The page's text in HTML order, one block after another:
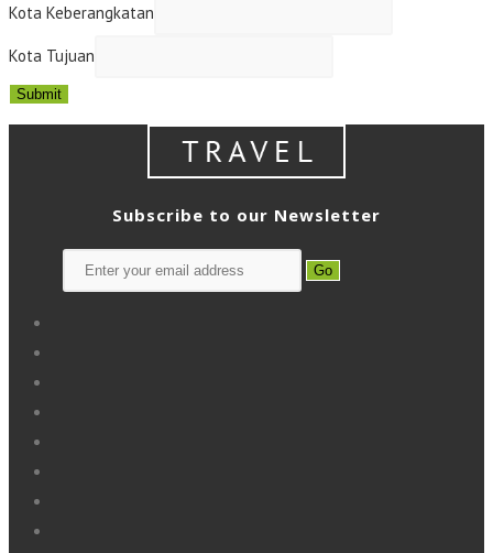
Kota Keberangkatan
Kota Tujuan
Submit
Subscribe to our Newsletter
Go